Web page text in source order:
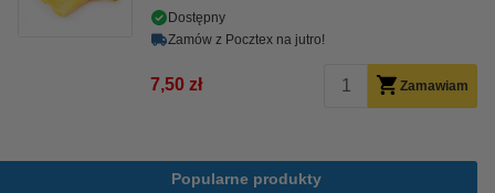
Dostępny
Zamów z Pocztex na jutro!
7,50 zł Zamawiam
Popularne produkty